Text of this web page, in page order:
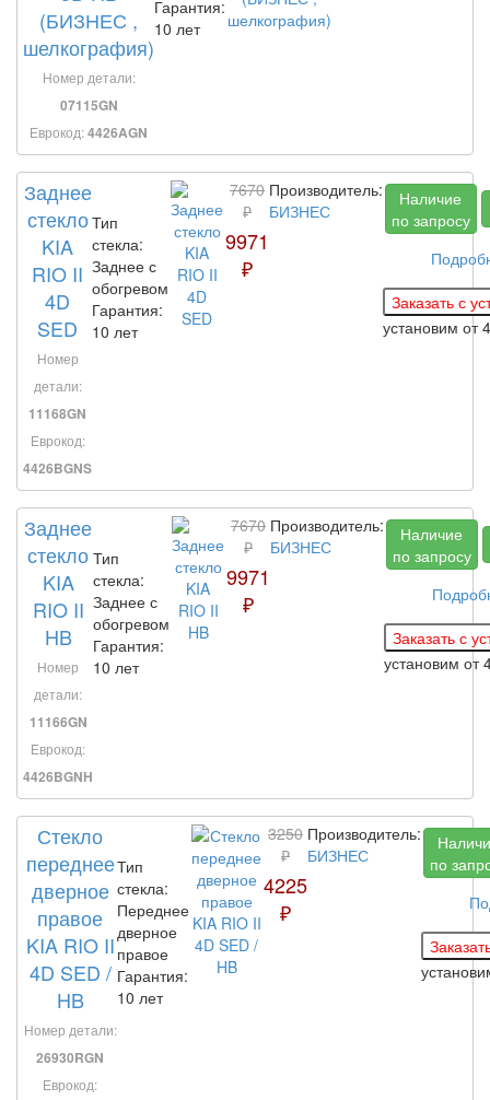
(БИЗНЕС ,
шелкография)
Номер детали:
07115GN
Еврокод:4426AGN
Гарантия:
10 лет
Заднее
стекло
KIA
RIO II
4D
SED
Номер
детали:
11168GN
Еврокод:
4426BGNS
Тип
стекла:
Заднее с
обогревом
Гарантия:
10 лет
7670
₽
9971
₽
Производитель:
БИЗНЕС
Наличие
по запросу
установим от
Заднее
стекло
KIA
RIO II
HB
Номер
детали:
11166GN
Еврокод:
4426BGNH
Тип
стекла:
Заднее с
обогревом
Гарантия:
10 лет
7670
₽
9971
₽
Производитель:
БИЗНЕС
Наличие
по запросу
установим от
Стекло
переднее
дверное
правое
KIA RIO II
4D SED /
HB
Номер детали:
26930RGN
Еврокод:
Тип
стекла:
Переднее
дверное
правое
Гарантия:
10 лет
3250
₽
4225
₽
Производитель:
БИЗНЕС
по